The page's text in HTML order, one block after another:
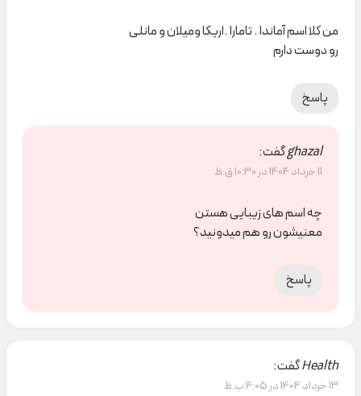
من کلا اسم آماندا . تامارا .اریکا ومیلان و مانلی
رو دوست دارم
پاسخ
ghazalگفت:
11 خرداد 1404 در 10:30 ق.ظ
چه اسم های زیبایی هستن
معنیشون رو هم میدونید؟
پاسخ
Healthگفت:
13 خرداد 1404 در 4:05 ب.ظ